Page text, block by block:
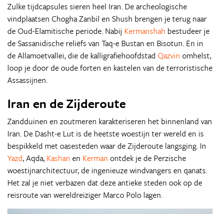
Zulke tijdcapsules sieren heel Iran. De archeologische
vindplaatsen Chogha Zanbil en Shush brengen je terug naar
de Oud-Elamitische periode. Nabij Kermanshah bestudeer je
de Sassanidische reliëfs van Taq-e Bustan en Bisotun. En in
de Allamoetvallei, die de kalligrafiehoofdstad Qazvin omhelst,
loop je door de oude forten en kastelen van de terroristische
Assassijnen.
Iran en de Zijderoute
Zandduinen en zoutmeren karakteriseren het binnenland van
Iran. De Dasht-e Lut is de heetste woestijn ter wereld en is
bespikkeld met oasesteden waar de Zijderoute langsging. In
Yazd, Aqda, Kashan en Kerman ontdek je de Perzische
woestijnarchitectuur, de ingenieuze windvangers en qanats.
Het zal je niet verbazen dat deze antieke steden ook op de
reisroute van wereldreiziger Marco Polo lagen.